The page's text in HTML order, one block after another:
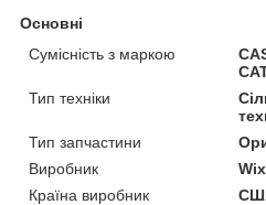
Основні
Сумісність з маркою
Тип техніки
Тип запчастини
Виробник
Wix
Країна виробник